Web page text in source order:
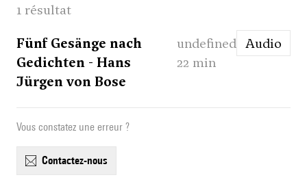
1 résultat
Fünf Gesänge nach
Gedichten - Hans
Jürgen von Bose
undefined
22 min
Audio
Vous constatez une erreur ?
contactez-nous